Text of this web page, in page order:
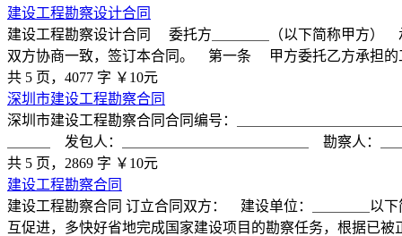
建设工程勘察设计合同
建设工程勘察设计合同 委托方＿＿＿＿（以下简称甲方）
双方协商一致，签订本合同。 第一条 甲方委托乙方承担的
共 5 页，4077 字 ￥10元
深圳市建设工程勘察合同
深圳市建设工程勘察合同合同编号：＿＿＿＿＿＿＿＿＿
＿＿＿ 发包人：＿＿＿＿＿＿＿＿＿＿＿＿＿ 勘察人：
共 5 页，2869 字 ￥10元
建设工程勘察合同
建设工程勘察合同 订立合同双方： 建设单位：＿＿＿＿以
互促进，多快好省地完成国家建设项目的勘察任务，根据已被